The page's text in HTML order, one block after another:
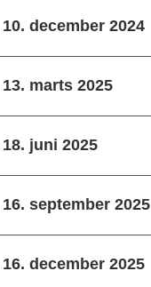
december 2024
marts 2025
juni 2025
september 2025
december 2025